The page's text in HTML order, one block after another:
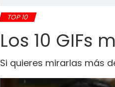
TOP 10
Los 10
Si quieres mirarlas más